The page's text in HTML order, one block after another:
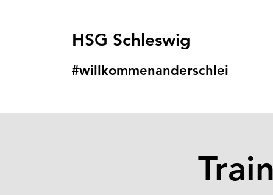
HSG Schleswig
#willkommenanderschlei